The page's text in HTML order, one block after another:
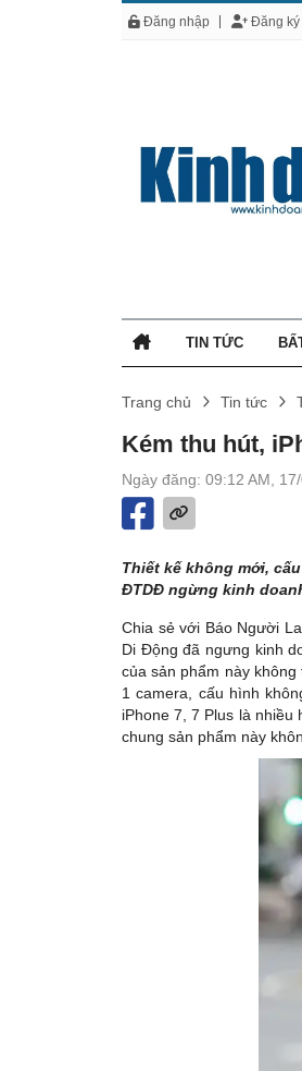
Đăng nhập Đăng ký
TIN TỨC
Trang chủ Tin tức
Kém thu hút,
Ngày đăng: 09:12 AM,
Thiết kế không mới,
ĐTDĐ ngừng kinh
Chia sẻ với Báo Người
Di Động đã ngưng kinh
của sản phẩm này
1 camera, cấu hình
iPhone 7, 7 Plus là
chung sản phẩm này